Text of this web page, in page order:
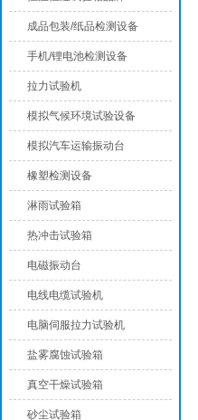
成品包装/纸品检测设备
手机/锂电池检测设备
拉力试验机
模拟气候环境试验设备
模拟汽车运输振动台
橡塑检测设备
淋雨试验箱
热冲击试验箱
电磁振动台
电线电缆试验机
电脑伺服拉力试验机
盐雾腐蚀试验箱
真空干燥试验箱
砂尘试验箱